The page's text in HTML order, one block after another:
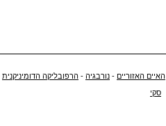
האיים האזוריים - נורבגיה - הרפובליקה הדומיניקנית
סקי